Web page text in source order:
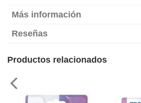
Más información
Reseñas
Productos relacionados